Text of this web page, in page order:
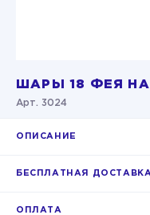
ШАРЫ 18 ФЕЯ
Арт. 3024
ОПИСАНИЕ
БЕСПЛАТНАЯ
ОПЛАТА